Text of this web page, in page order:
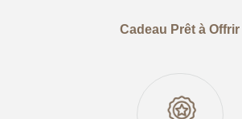
Cadeau Prêt à Offrir